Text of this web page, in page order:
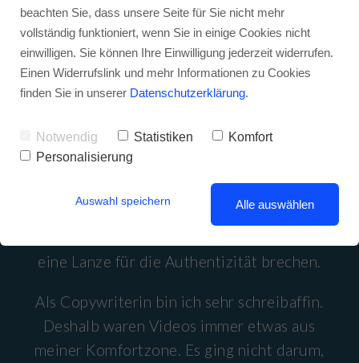
über unsere
Zusammenarbeit:
"In einer Zeit, in der Texte immer häufiger
eine Lanze für die Authentizität brechen.
Als Copywriterin bin ich sehr schreibaffin.
Deshalb waren Videos immer etwas aus
meiner Komfortzone. Es ging nicht darum,
beachten Sie, dass unsere Seite für Sie nicht mehr
vollständig funktioniert, wenn Sie in einige Cookies nicht
einwilligen. Sie können Ihre Einwilligung jederzeit widerrufen.
Einen Widerrufslink und mehr Informationen zu Cookies
finden Sie in unserer Datenschutzerklärung.
Notwendig Statistiken
Komfort
Personalisierung
Auswahl speichern Alle auswählen